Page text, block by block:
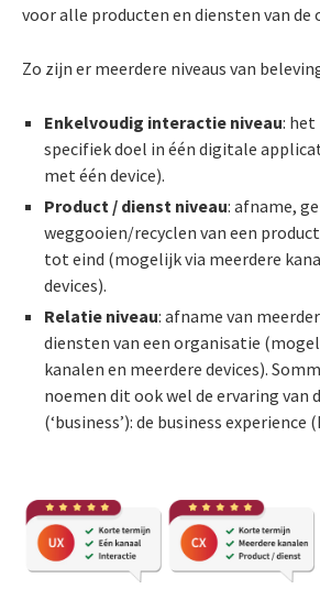
voor alle producten en diensten van de
Zo zijn er meerdere niveaus van
Enkelvoudig interactie niveau: het
specifiek doel in één digitale
met één device).
Product / dienst niveau: afname,
weggooien/recyclen van een
tot eind (mogelijk via meerdere
devices).
Relatie niveau: afname van
diensten van een organisatie
kanalen en meerdere devices).
noemen dit ook wel de ervaring van
(‘business’): de business experience